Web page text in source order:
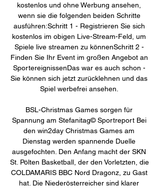
kostenlos und ohne Werbung ansehen,
wenn sie die folgenden beiden Schritte
ausführen:Schritt 1 - Registrieren Sie sich
kostenlos im obigen Live-Stream-Feld, um
Spiele live streamen zu könnenSchritt 2 -
Finden Sie Ihr Event im großen Angebot an
SportereignissenDas war es auch schon -
Sie können sich jetzt zurücklehnen und das
Spiel werbefrei ansehen.
BSL-Christmas Games sorgen für
Spannung am Stefanitag© Sportreport Bei
den win2day Christmas Games am
Dienstag werden spannende Duelle
ausgefochten. Den Anfang macht der SKN
St. Pölten Basketball, der den Vorletzten, die
COLDAMARIS BBC Nord Dragonz, zu Gast
hat. Die Niederösterreicher sind klarer